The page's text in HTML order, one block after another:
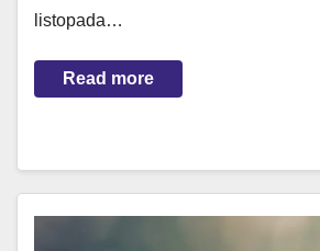
listopada…
Read more